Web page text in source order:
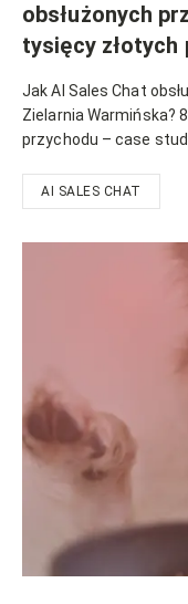
obsłużonych
tysięcy złotych
Jak AI Sales Chat
Zielarnia Warmińska?
przychodu – case
AI SALES CHAT